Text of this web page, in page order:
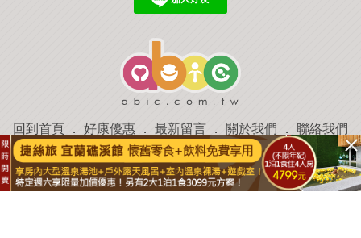
回到首頁 ． 好康優惠 ． 最新留言 ． 關於我們 ． 聯絡我們
部落格微件．商家合作．討論區 ．推薦景點． APP下載
羿磊資訊 服務條款&隱私權政策